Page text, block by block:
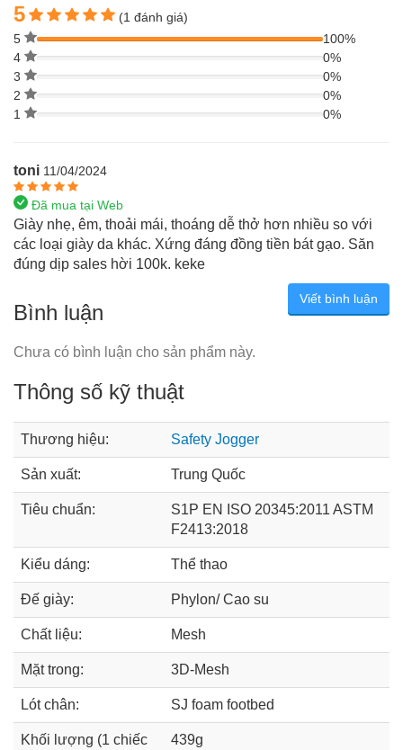
5
(1 đánh giá)
5
100%
4
0%
3
0%
2
0%
1
0%
toni 11/04/2024
Đã mua tại Web
Giày nhẹ, êm, thoải mái, thoáng dễ thở hơn nhiều so với
các loại giày da khác. Xứng đáng đồng tiền bát gạo. Săn
đúng dịp sales hời 100k. keke
Viết bình luận
Bình luận
Chưa có bình luận cho sản phẩm này.
Thông số kỹ thuật
Thương hiệu: Safety Jogger
Sản xuất: Trung Quốc
Tiêu chuẩn:
S1P EN ISO 20345:2011 ASTM
F2413:2018
Kiểu dáng: Thể thao
Đế giày: Phylon/ Cao su
Chất liệu: Mesh
Mặt trong: 3D-Mesh
Lót chân: SJ foam footbed
Khối lượng (1 chiếc
439g